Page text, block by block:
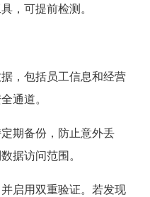
，可提前检测。
，包括员工信息和经营
通道。
期备份，防止意外丢
据访问范围。
启用双重验证。若发现